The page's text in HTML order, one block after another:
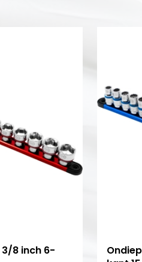
8 inch 6-